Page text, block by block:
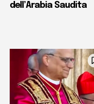
dell’Arabia Saudita